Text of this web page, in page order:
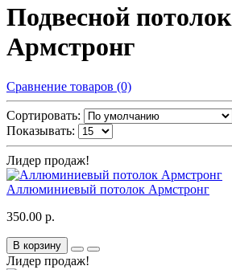
Подвесной потолок
Армстронг
Сравнение товаров (0)
Сортировать:
Показывать:
Лидер продаж!
Аллюминиевый потолок Армстронг
350.00 р.
В корзину
Лидер продаж!